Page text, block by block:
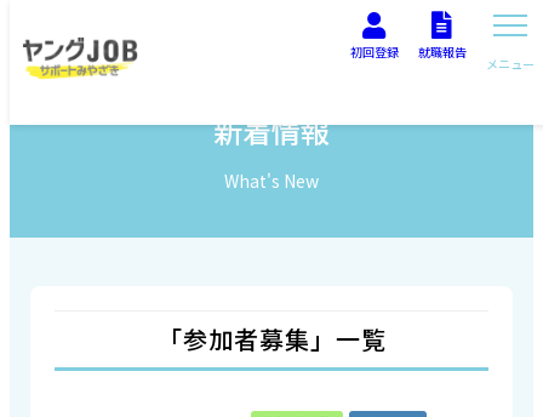
メニュー
初回登録 就職報告
新着情報
What's New
「参加者募集」一覧